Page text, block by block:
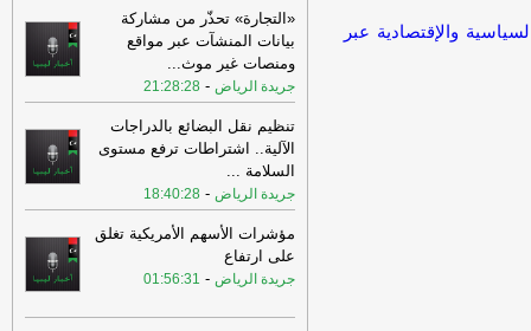
والإقتصادية عبر
برشلونة ضد اودينيزي يلا شوت الودية
للموسم الجديد 2026
اخبار ليبيا الان
21:25
الديباني: القبول بنظرية المؤامرة
فوَّت على الليبيين فرصاً عديدة
21:23
باريس على موعد للقاء تكالة
وعقيلة صالح لدفع المسار السياسي
والانتخابي في ليبيا-اخبار ليبيا الان
21:21
النائب الأول لرئيس مجلس النواب
“فوزي النويري” يصدر بيانا بشأن الأحداث
التي شهدته- اخبار ليبيا الان
«التجارة» تحذّر من مشاركة
بيانات المنشآت عبر مواقع
ومنصات غير موث...
جريدة الرياض -
21:28:28
تنظيم نقل البضائع بالدراجات
الآلية.. اشتراطات ترفع مستوى
السلامة ...
جريدة الرياض -
18:40:28
مؤشرات الأسهم الأمريكية تغلق
على ارتفاع
جريدة الرياض -
01:56:31